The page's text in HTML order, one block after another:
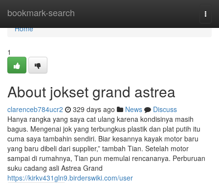
bookmark-search
Home
Home
1
About jokset grand astrea
clarenceb784ucr2 329 days ago News
Discuss
Hanya rangka yang saya cat ulang karena kondisinya masih
bagus. Mengenai jok yang terbungkus plastik dan plat putih itu
cuma saya tambahin sendiri. Biar kesannya kayak motor baru
yang baru dibeli dari supplier,” tambah Tian. Setelah motor
sampai di rumahnya, Tian pun memulai rencananya. Perburuan
suku cadang asli Astrea Grand
https://kirkv431gln9.birderswiki.com/user